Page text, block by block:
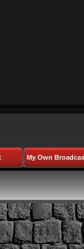
My Own